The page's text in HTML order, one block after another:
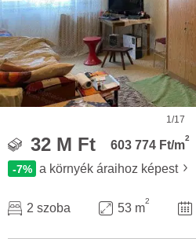
1/17
32 M Ft 603 774 Ft/m
2
-7% a környék áraihoz képest
2 szoba 53 m
2